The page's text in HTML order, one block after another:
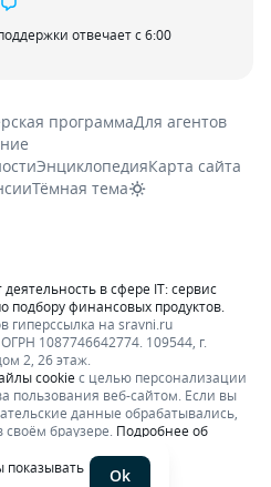
отвечает с 6:00
программаДля агентов
ЭнциклопедияКарта сайта
Тёмная тема
в сфере IT: сервис
подбору финансовых продуктов.
гиперссылка на sravni.ru
1087746642774. 109544, г.
2, 26 этаж.
cookieс целью персонализации
пользования веб-сайтом. Если вы
данные обрабатывались,
браузере. Подробнее об
показывать
Ok